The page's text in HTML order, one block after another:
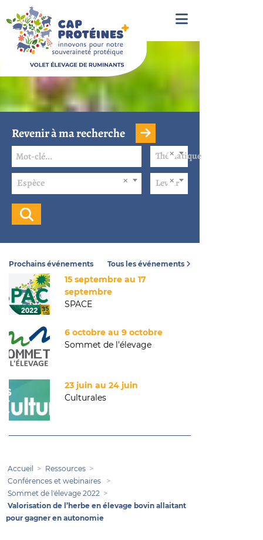
Revenir à ma recherche
Thématique
Espèce Levier
Prochains événements
15 septembre au 17
septembre
SPACE
6 octobre au 9 octobre
Sommet de l'élevage
23 juin au 24 juin
Culturales
Tous les événements
Accueil
Ressources
Conférences et webinaires
Sommet de l'élevage 2022
Valorisation de l’herbe en élevage bovin allaitant
pour gagner en autonomie